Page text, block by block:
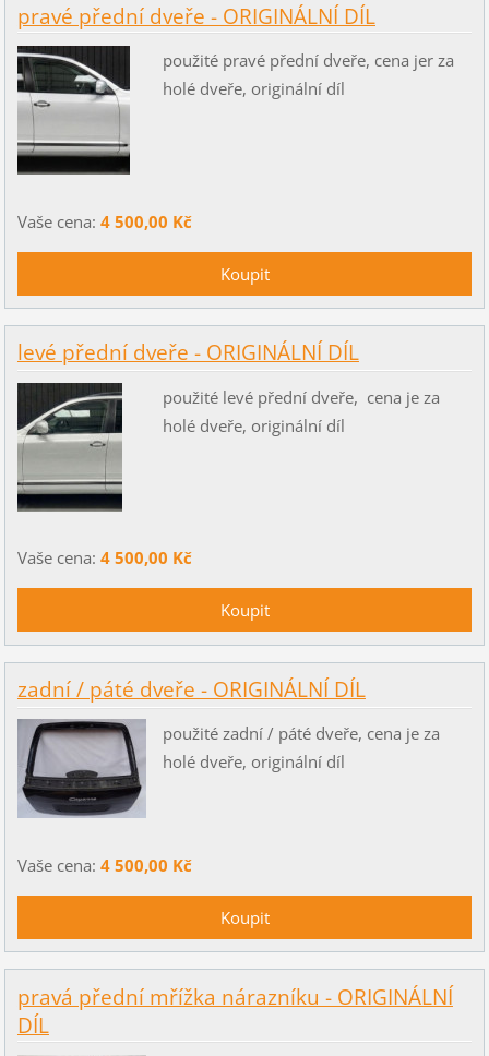
pravé přední dveře - ORIGINÁLNÍ DÍL
použité pravé přední dveře, cena jer za
holé dveře, originální díl
Vaše cena: 4 500,00 Kč
levé přední dveře - ORIGINÁLNÍ DÍL
použité levé přední dveře, cena je za
holé dveře, originální díl
Vaše cena: 4 500,00 Kč
zadní / páté dveře - ORIGINÁLNÍ DÍL
použité zadní / páté dveře, cena je za
holé dveře, originální díl
Vaše cena: 4 500,00 Kč
pravá přední mřížka nárazníku - ORIGINÁLNÍ
DÍL